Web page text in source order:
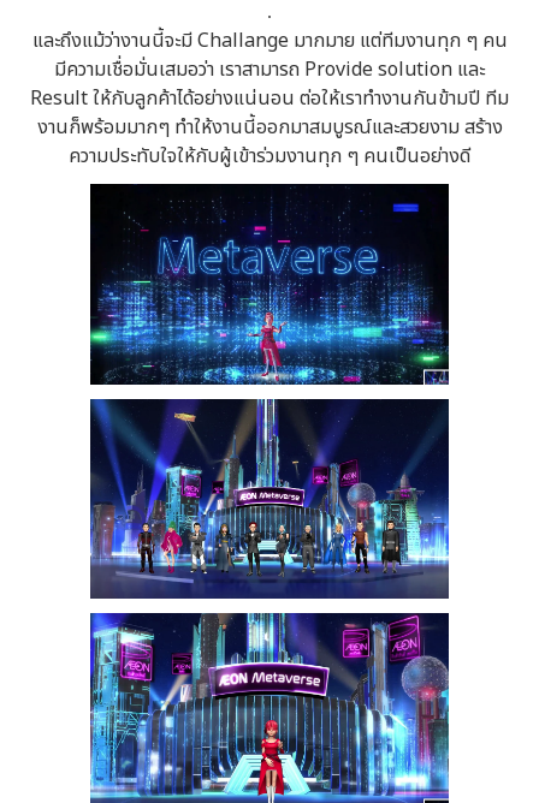
.
และถึงแม้ว่างานนี้จะมี Challange มากมาย แต่ทีมงานทุก ๆ คน
มีความเชื่อมั่นเสมอว่า เราสามารถ Provide solution และ
Result ให้กับลูกค้าได้อย่างแน่นอน ต่อให้เราทำงานกันข้ามปี ทีม
งานก็พร้อมมากๆ ทำให้งานนี้ออกมาสมบูรณ์และสวยงาม สร้าง
ความประทับใจให้กับผู้เข้าร่วมงานทุก ๆ คนเป็นอย่างดี